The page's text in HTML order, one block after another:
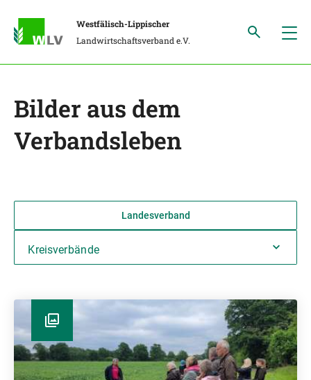
Westfälisch-Lippischer
Landwirtschaftsverband e.V.
Bilder aus dem
Verbandsleben
Landesverband
Kreisverbände